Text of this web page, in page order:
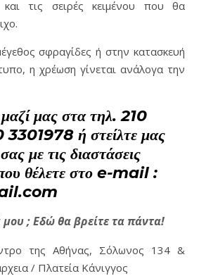
και τις σειρές κειμένου που θα
σφραγίδες ή στην κατασκευή
η χρέωση γίνεται ανάλογα την
μας στα τηλ. 210
ή στείλτε μας
με τις διαστάσεις
θέλετε στο e-mail :
μου ; Εδώ θα βρείτε τα πάντα!
της Αθήνας, Σόλωνος 134 &
/ Πλατεία Κάνιγγος